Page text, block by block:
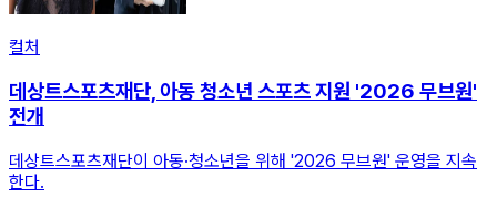
컬처
데상트스포츠재단, 아동 청소년 스포츠 지원 '2026 무브원'
전개
데상트스포츠재단이 아동·청소년을 위해 '2026 무브원' 운영을 지속
한다.